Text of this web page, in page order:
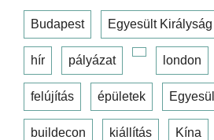
Budapest Egyesült Királyság
hír pályázat london
felújítás épületek
buildecon kiállítás Kína